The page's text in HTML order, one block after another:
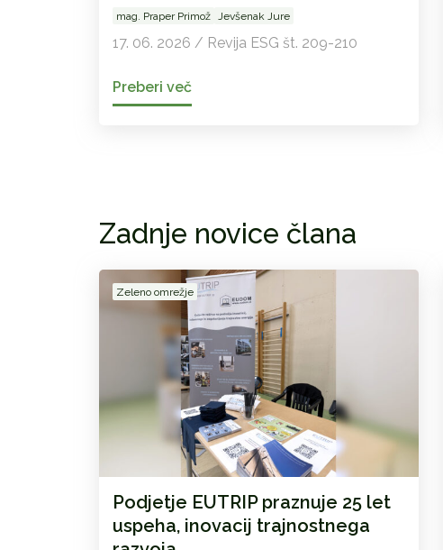
mag. Praper Primož Jevšenak Jure
17. 06. 2026 / Revija ESG št. 209-210
Preberi več
Zadnje novice člana
Zeleno omrežje
Podjetje EUTRIP praznuje 25 let
uspeha, inovacij trajnostnega